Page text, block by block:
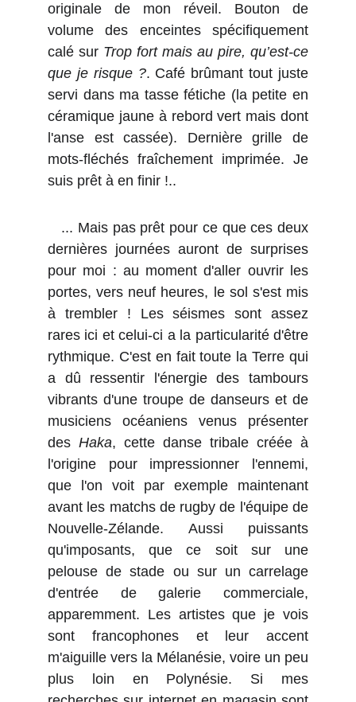
originale de mon réveil. Bouton de
volume des enceintes spécifiquement
calé sur Trop fort mais au pire, qu’est-ce
que je risque ?. Café brûmant tout juste
servi dans ma tasse fétiche (la petite en
céramique jaune à rebord vert mais dont
l'anse est cassée). Dernière grille de
mots-fléchés fraîchement imprimée. Je
suis prêt à en finir !..
... Mais pas prêt pour ce que ces deux
dernières journées auront de surprises
pour moi : au moment d'aller ouvrir les
portes, vers neuf heures, le sol s'est mis
à trembler ! Les séismes sont assez
rares ici et celui-ci a la particularité d'être
rythmique. C'est en fait toute la Terre qui
a dû ressentir l'énergie des tambours
vibrants d'une troupe de danseurs et de
musiciens océaniens venus présenter
des Haka, cette danse tribale créée à
l'origine pour impressionner l'ennemi,
que l'on voit par exemple maintenant
avant les matchs de rugby de l'équipe de
Nouvelle-Zélande. Aussi puissants
qu'imposants, que ce soit sur une
pelouse de stade ou sur un carrelage
d'entrée de galerie commerciale,
apparemment. Les artistes que je vois
sont francophones et leur accent
m'aiguille vers la Mélanésie, voire un peu
plus loin en Polynésie. Si mes